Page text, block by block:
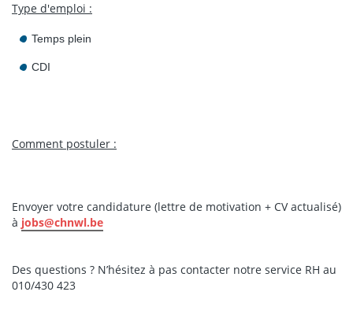
Type d'emploi :
Temps plein
CDI
Comment postuler :
Envoyer votre candidature (lettre de motivation + CV actualisé)
à jobs@chnwl.be
Des questions ? N’hésitez à pas contacter notre service RH au
010/430 423